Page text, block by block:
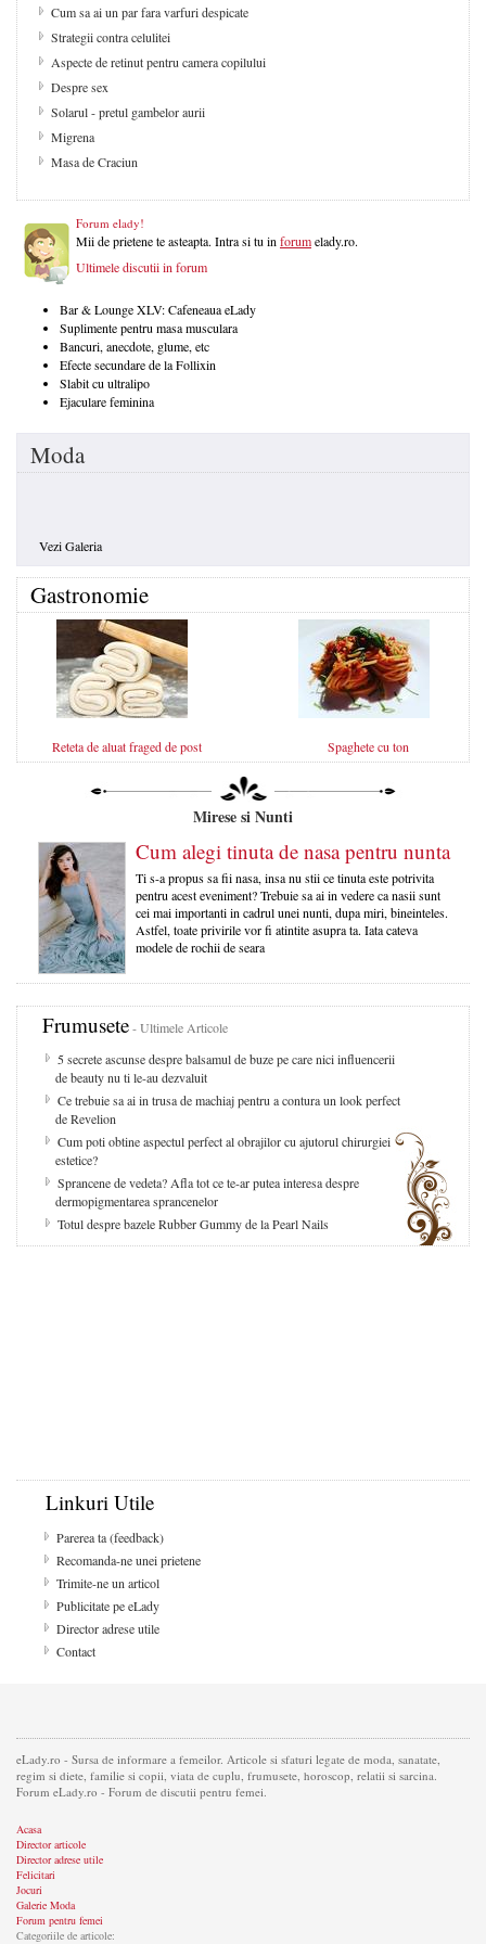
Cum sa ai un par fara varfuri despicate
Strategii contra celulitei
Aspecte de retinut pentru camera copilului
Despre sex
Solarul - pretul gambelor aurii
Migrena
Masa de Craciun
Forum elady!
Mii de prietene te asteapta. Intra si tu inforumelady.ro.
Ultimele discutii in forum
Bar & Lounge XLV: Cafeneaua eLady
Suplimente pentru masa musculara
Bancuri, anecdote, glume, etc
Efecte secundare de la Follixin
Slabit cu ultralipo
Ejaculare feminina
Moda
Vezi Galeria
Gastronomie
Reteta de aluat fraged de post Spaghete cu ton
Mirese si Nunti
Cum alegi tinuta de nasa pentru nunta
Ti s-a propus sa fii nasa, insa nu stii ce tinuta este potrivita
pentru acest eveniment? Trebuie sa ai in vedere ca nasii sunt
cei mai importanti in cadrul unei nunti, dupa miri, bineinteles.
Astfel, toate privirile vor fi atintite asupra ta. Iata cateva
modele de rochii de seara
Frumusete- Ultimele Articole
5 secrete ascunse despre balsamul de buze pe care nici influencerii
de beauty nu ti le-au dezvaluit
Ce trebuie sa ai in trusa de machiaj pentru a contura un look perfect
de Revelion
Cum poti obtine aspectul perfect al obrajilor cu ajutorul chirurgiei
estetice?
Sprancene de vedeta? Afla tot ce te-ar putea interesa despre
dermopigmentarea sprancenelor
Totul despre bazele Rubber Gummy de la Pearl Nails
Linkuri Utile
Parerea ta (feedback)
Recomanda-ne unei prietene
Trimite-ne un articol
Publicitate pe eLady
Director adrese utile
Contact
eLady.ro - Sursa de informare a femeilor. Articole si sfaturi legate de moda, sanatate,
regim si diete, familie si copii, viata de cuplu, frumusete, horoscop, relatii si sarcina.
Forum eLady.ro - Forum de discutii pentru femei.
Acasa
Director articole
Director adrese utile
Felicitari
Jocuri
Galerie Moda
Forum pentru femei
Categoriile de articole: